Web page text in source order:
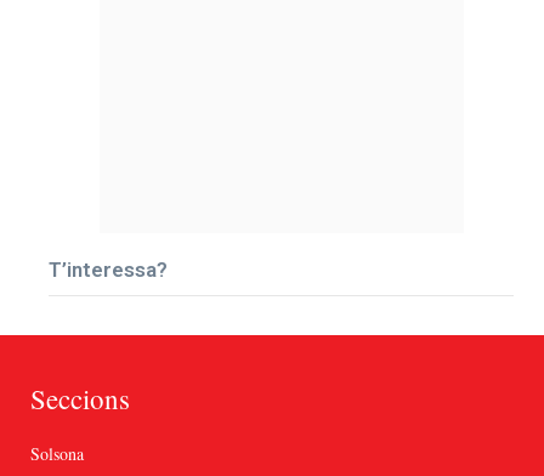
T’interessa?
Seccions
Solsona